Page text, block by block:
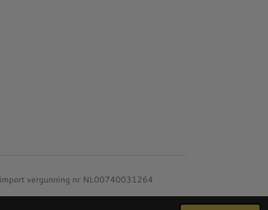
vergunning nr NL00740031264